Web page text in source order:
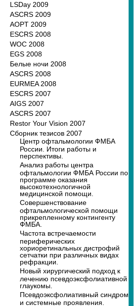
LSDay 2009
ASCRS 2009
AOPT 2009
ESCRS 2008
WOC 2008
EGS 2008
Белые ночи 2008
ASCRS 2008
EURMEA 2008
ESCRS 2007
AIGS 2007
ASCRS 2007
Restor Your Vision 2007
Сборник тезисов 2007
Центр офтальмологии ФМБА
России. Итоги работы и
перспективы.
Анализ работы центра
офтальмологии ФМБА России по
программе оказания
высокотехнологичной
медицинской помощи.
Совершенствование
офтальмологической помощи
прикрепленному контингенту
ФМБА.
Частота встречаемости
периферических
хориоретинальных дистрофий
сетчатки при различных видах
рефракции.
Новый хирургический подход к
лечению псевдоэксфолиативной
глаукомы.
Псевдоэксфолиативный синдром
и системные проявления.